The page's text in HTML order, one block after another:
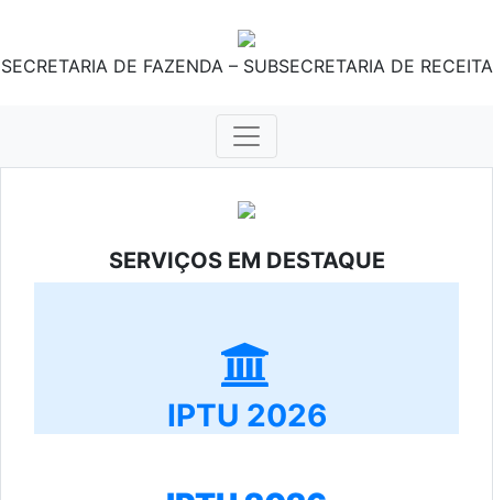
SECRETARIA DE FAZENDA – SUBSECRETARIA DE RECEITA
SERVIÇOS EM DESTAQUE
IPTU 2026